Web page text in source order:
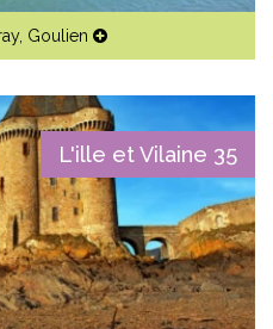
, Goulien
L'ille et Vilaine 35